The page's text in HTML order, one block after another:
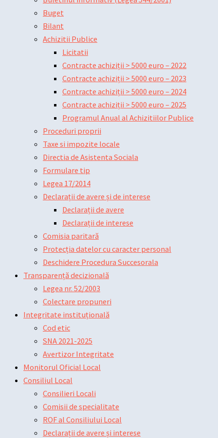
Buget
Bilant
Achizitii Publice
Licitatii
Contracte achiziții > 5000 euro – 2022
Contracte achiziții > 5000 euro – 2023
Contracte achiziții > 5000 euro – 2024
Contracte achiziții > 5000 euro – 2025
Programul Anual al Achizitiilor Publice
Proceduri proprii
Taxe si impozite locale
Directia de Asistenta Sociala
Formulare tip
Legea 17/2014
Declarații de avere și de interese
Declarații de avere
Declarații de interese
Comisia paritară
Protecția datelor cu caracter personal
Deschidere Procedura Succesorala
Transparență decizională
Legea nr. 52/2003
Colectare propuneri
Integritate instituțională
Cod etic
SNA 2021-2025
Avertizor Integritate
Monitorul Oficial Local
Consiliul Local
Consilieri Locali
Comisii de specialitate
ROF al Consiliului Local
Declarații de avere și interese